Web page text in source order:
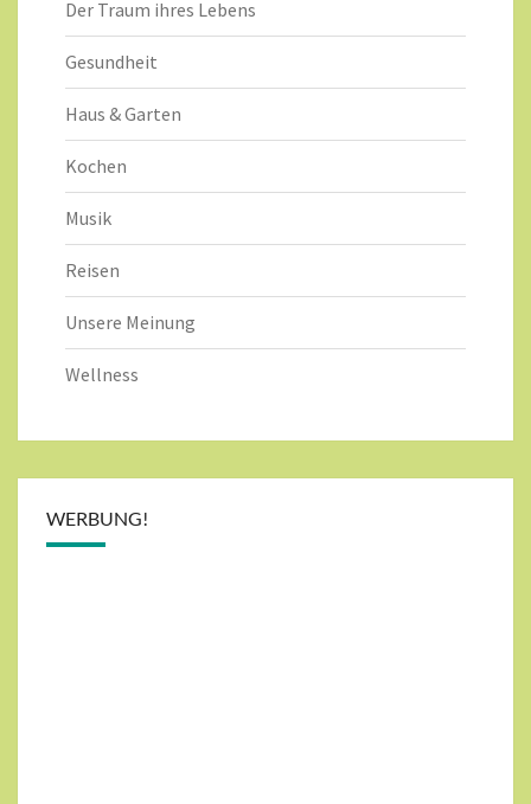
Der Traum ihres Lebens
Gesundheit
Haus & Garten
Kochen
Musik
Reisen
Unsere Meinung
Wellness
WERBUNG!